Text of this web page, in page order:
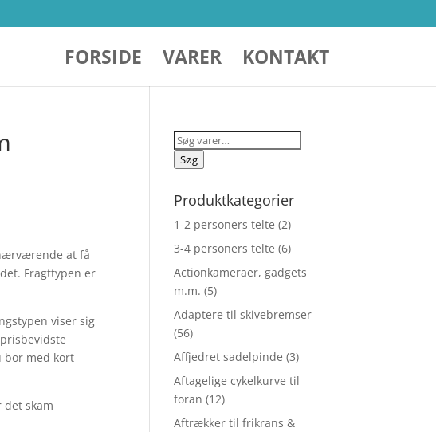
FORSIDE VARER KONTAKT
at få
Fragttypen er
viser sig
bor med kort
skam
Søg
efter:
Søg
Produktkategorier
1-2 personers telte (2)
3-4 personers telte (6)
Actionkameraer, gadgets
m.m. (5)
Adaptere til skivebremser
(56)
Affjedret sadelpinde (3)
Aftagelige cykelkurve til
foran (12)
Aftrækker til frikrans &